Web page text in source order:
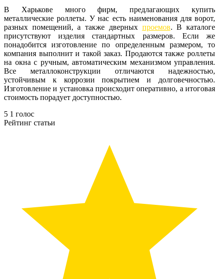
В Харькове много фирм, предлагающих купить
металлические роллеты. У нас есть наименования для ворот,
разных помещений, а также дверных проемов. В каталоге
присутствуют изделия стандартных размеров. Если же
понадобится изготовление по определенным размером, то
компания выполнит и такой заказ. Продаются также роллеты
на окна с ручным, автоматическим механизмом управления.
Все металлоконструкции отличаются надежностью,
устойчивым к коррозии покрытием и долговечностью.
Изготовление и установка происходит оперативно, а итоговая
стоимость порадует доступностью.
5 1 голос
Рейтинг статьи